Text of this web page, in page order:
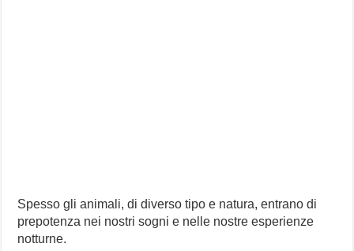
Spesso gli animali, di diverso tipo e natura, entrano di
prepotenza nei nostri sogni e nelle nostre esperienze
notturne.